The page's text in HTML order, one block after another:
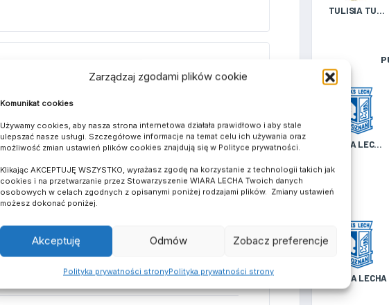
Zarządzaj zgodami plików cookie
Komunikat cookies
Używamy cookies, aby nasza strona internetowa działała prawidłowo i aby stale
ulepszać nasze usługi. Szczegółowe informacje na temat celu ich używania oraz
możliwość zmian ustawień plików cookies znajdują się w Polityce prywatności.
Klikając AKCEPTUJĘ WSZYSTKO, wyrażasz zgodę na korzystanie z technologii takich jak
cookies i na przetwarzanie przez Stowarzyszenie WIARA LECHA Twoich danych
osobowych w celach zgodnych z opisanymi poniżej rodzajami plików. Zmiany ustawień
możesz dokonać poniżej.
Akceptuję Odmów Zobacz preferencje
Polityka prywatności stronyPolityka prywatności strony
16', 39'
TULISIA TULISZKÓW
WIARA LECHA OLDBOJE
WIARA LECHA